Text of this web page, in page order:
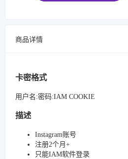
商品详情
卡密格式
用户名:密码:IAM COOKIE
描述
Instagram账号
注册2个月+
只能IAM软件登录